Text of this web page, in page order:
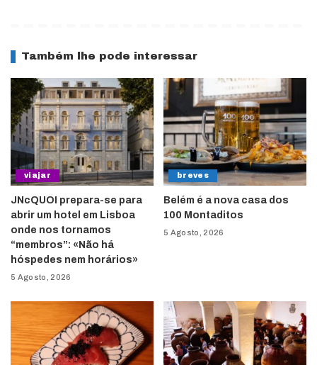
Também lhe pode interessar
viajar
JNcQUOI prepara-se para
abrir um hotel em Lisboa
onde nos tornamos
“membros”: «Não há
hóspedes nem horários»
5 Agosto, 2026
breves
Belém é a nova casa dos
100 Montaditos
5 Agosto, 2026